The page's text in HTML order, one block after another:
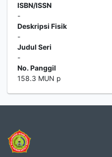
ISBN/ISSN
-
Deskripsi Fisik
-
Judul Seri
-
No. Panggil
158.3 MUN p